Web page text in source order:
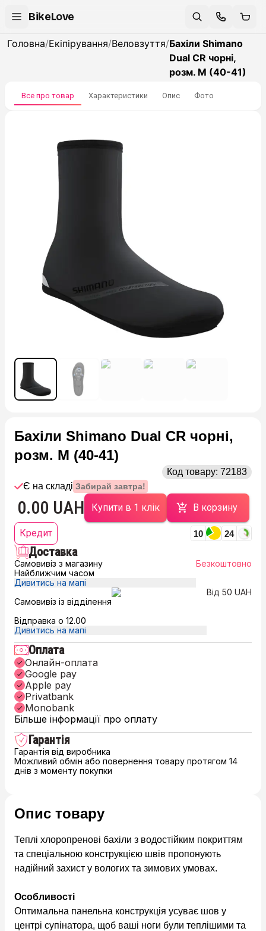
BikeLove
Головна/Екіпірування/Веловзуття/Бахіли Shimano
Dual CR чорні,
розм. M (40-41)
Все про товар Характеристики Опис Фото
Бахіли Shimano Dual CR чорні,
розм. M (40-41)
Код товару: 72183
Є на складі Забирай завтра!
0.00 UAH Купити в 1 клік В корзину
Кредит 10 24
Доставка
Самовивіз з магазину
Найближчим часом
Дивитись на мапі
Безкоштовно
Самовивіз із відділення
Відправка о 12.00
Дивитись на мапі
Від 50 UAH
Оплата
Онлайн-оплата
Google pay
Apple pay
Privatbank
Monobank
Більше інформації про оплату
Гарантія
Гарантія від виробника
Можливий обмін або повернення товару протягом 14
днів з моменту покупки
Опис товару
Теплі хлоропренові бахіли з водостійким покриттям
та спеціальною конструкцією швів пропонують
надійний захист у вологих та зимових умовах.
Особливості
Оптимальна панельна конструкція усуває шов у
центрі супінатора, щоб ваші ноги були теплішими та